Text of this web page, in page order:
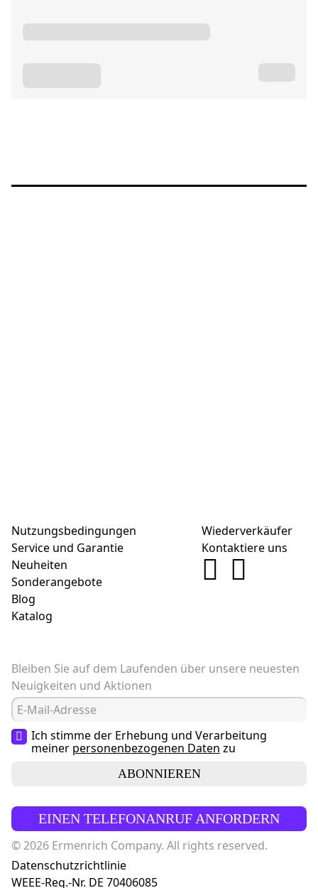
Nutzungsbedingungen
Service und Garantie
Neuheiten
Sonderangebote
Blog
Katalog
Wiederverkäufer
Kontaktiere uns
Bleiben Sie auf dem Laufenden über unsere neuesten
Neuigkeiten und Aktionen
Ich stimme der Erhebung und Verarbeitung
meiner personenbezogenen Daten zu
ABONNIEREN
EINEN TELEFONANRUF ANFORDERN
© 2026 Ermenrich Company. All rights reserved.
Datenschutzrichtlinie
WEEE-Reg.-Nr. DE 70406085